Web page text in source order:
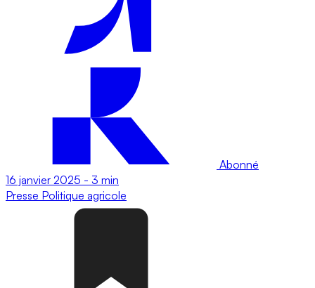
Abonné
16 janvier 2025 - 3 min
Presse Politique agricole